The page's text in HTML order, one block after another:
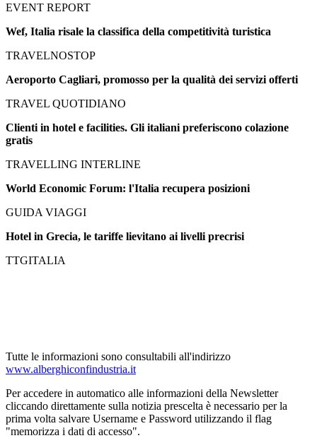
EVENT REPORT
Wef, Italia risale la classifica della competitività turistica
TRAVELNOSTOP
Aeroporto Cagliari, promosso per la qualità dei servizi offerti
TRAVEL QUOTIDIANO
Clienti in hotel e facilities. Gli italiani preferiscono colazione
gratis
TRAVELLING INTERLINE
World Economic Forum: l'Italia recupera posizioni
GUIDA VIAGGI
Hotel in Grecia, le tariffe lievitano ai livelli precrisi
TTGITALIA
Tutte le informazioni sono consultabili all'indirizzo
www.alberghiconfindustria.it
Per accedere in automatico alle informazioni della Newsletter
cliccando direttamente sulla notizia prescelta è necessario per la
prima volta salvare Username e Password utilizzando il flag
"memorizza i dati di accesso".